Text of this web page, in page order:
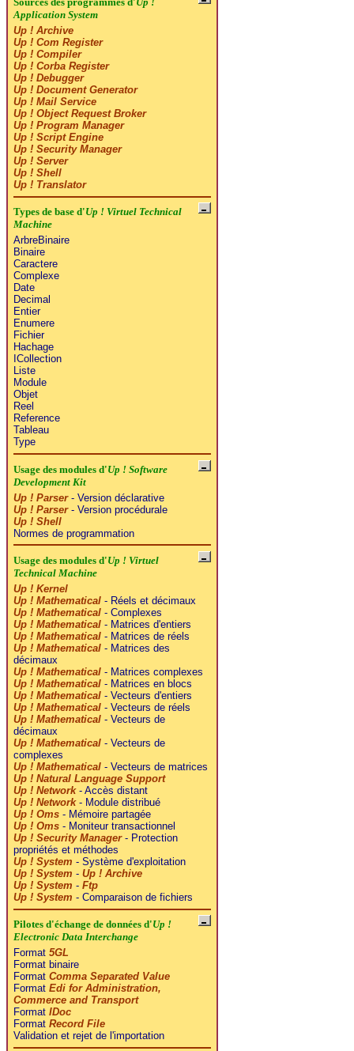
Application System
Up ! Archive
Up ! Com Register
Up ! Compiler
Up ! Corba Register
Up ! Debugger
Up ! Document Generator
Up ! Mail Service
Up ! Object Request Broker
Up ! Program Manager
Up ! Script Engine
Up ! Security Manager
Up ! Server
Up ! Shell
Up ! Translator
Types de base d'Up ! Virtuel Technical
Machine
ArbreBinaire
Binaire
Caractere
Complexe
Date
Decimal
Entier
Enumere
Fichier
Hachage
ICollection
Liste
Module
Objet
Reel
Reference
Tableau
Type
Usage des modules d'Up ! Software
Development Kit
Up ! Parser- Version déclarative
Up ! Parser- Version procédurale
Up ! Shell
Normes de programmation
Usage des modules d'Up ! Virtuel
Technical Machine
Up ! Kernel
Up ! Mathematical- Réels et décimaux
Up ! Mathematical- Complexes
Up ! Mathematical- Matrices d'entiers
Up ! Mathematical- Matrices de réels
Up ! Mathematical- Matrices des
décimaux
Up ! Mathematical- Matrices complexes
Up ! Mathematical- Matrices en blocs
Up ! Mathematical- Vecteurs d'entiers
Up ! Mathematical- Vecteurs de réels
Up ! Mathematical- Vecteurs de
décimaux
Up ! Mathematical- Vecteurs de
complexes
Up ! Mathematical- Vecteurs de matrices
Up ! Natural Language Support
Up ! Network- Accès distant
Up ! Network- Module distribué
Up ! Oms- Mémoire partagée
Up ! Oms- Moniteur transactionnel
Up ! Security Manager- Protection
propriétés et méthodes
Up ! System - Système d'exploitation
Up ! System - Up ! Archive
Up ! System - Ftp
Up ! System - Comparaison de fichiers
Pilotes d'échange de données d'Up !
Electronic Data Interchange
Format 5GL
Format binaire
Format Comma Separated Value
Format Edi for Administration,
Commerce and Transport
Format IDoc
Format Record File
Validation et rejet de l'importation